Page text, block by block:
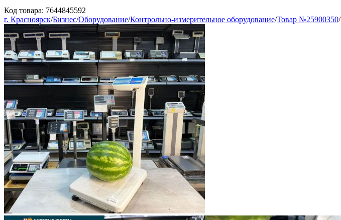
Код товара: 7644845592
г. Красноярск/Бизнес/Оборудование/Контрольно-измерительное оборудование/Товар №25900350/